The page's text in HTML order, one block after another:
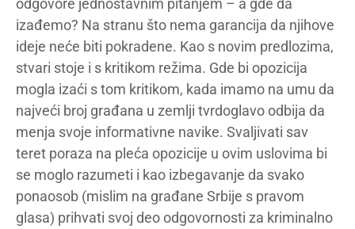
odgovore jednostavnim pitanjem – a gde da
izađemo? Na stranu što nema garancija da njihove
ideje neće biti pokradene. Kao s novim predlozima,
stvari stoje i s kritikom režima. Gde bi opozicija
mogla izaći s tom kritikom, kada imamo na umu da
najveći broj građana u zemlji tvrdoglavo odbija da
menja svoje informativne navike. Svaljivati sav
teret poraza na pleća opozicije u ovim uslovima bi
se moglo razumeti i kao izbegavanje da svako
ponaosob (mislim na građane Srbije s pravom
glasa) prihvati svoj deo odgovornosti za kriminalno